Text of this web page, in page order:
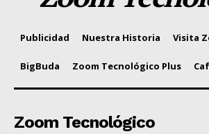
Publicidad Nuestra Historia Visita
BigBuda Zoom Tecnológico Plus
Zoom Tecnológico